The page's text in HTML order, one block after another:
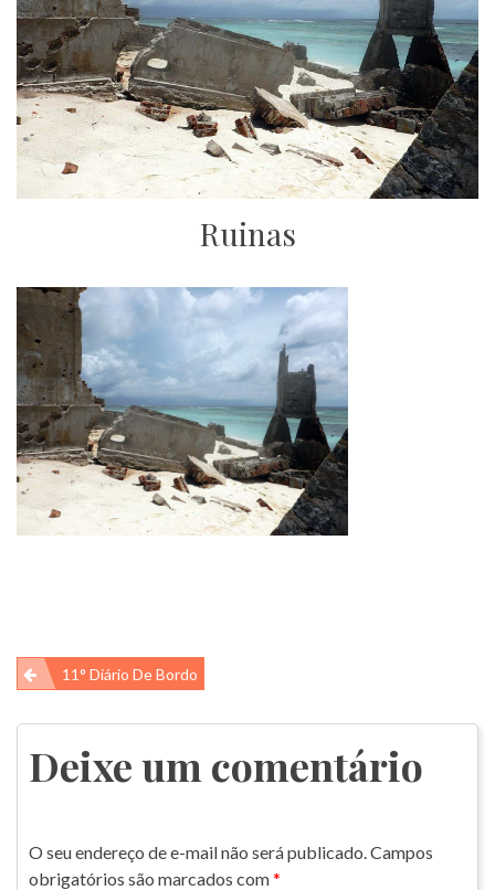
Ruinas
Navegação
de
Post
11° Diário De Bordo
Deixe um comentário
O seu endereço de e-mail não será publicado.Campos
obrigatórios são marcados com*